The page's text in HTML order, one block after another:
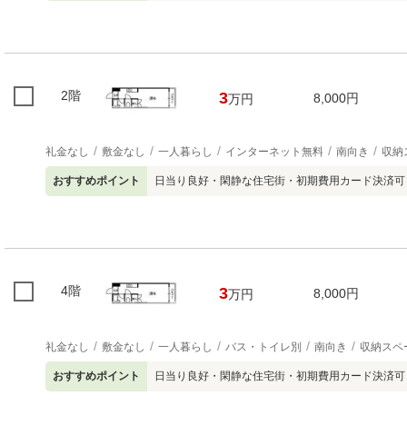
2階 3万円 8,000円
礼金なし 敷金なし 一人暮らし インターネット無料 南向き 収納
おすすめポイント 日当り良好・閑静な住宅街・初期費用カード決済可
4階 3万円 8,000円
礼金なし 敷金なし 一人暮らし バス・トイレ別 南向き 収納スペ
おすすめポイント 日当り良好・閑静な住宅街・初期費用カード決済可